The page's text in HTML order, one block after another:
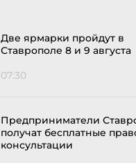
Две ярмарки пройдут в
Ставрополе 8 и 9 августа
07:30
Предприниматели
получат бесплатные
консультации